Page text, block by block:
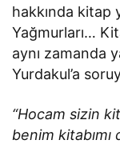
hakkında kitap
Yağmurları…
aynı zamanda
Yurdakul’a
“Hocam sizin
benim